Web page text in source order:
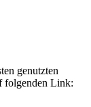
genutzten
folgenden Link: